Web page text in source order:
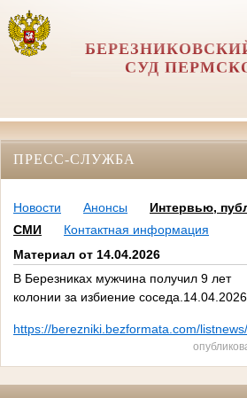
СУД
ПРЕСС-СЛУЖБА
Новости Анонсы
Интервью,
СМИ
Контактная информация
Материал от 14.04.2026
В Березниках мужчина получил 9 лет
колонии за избиение соседа.14.04.2026
https://berezniki.bezformata.com/